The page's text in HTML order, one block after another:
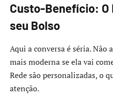
Custo-Benefício: O
seu Bolso
Aqui a conversa é séria.
mais moderna se ela vai
Rede são personalizadas, o
atenção.